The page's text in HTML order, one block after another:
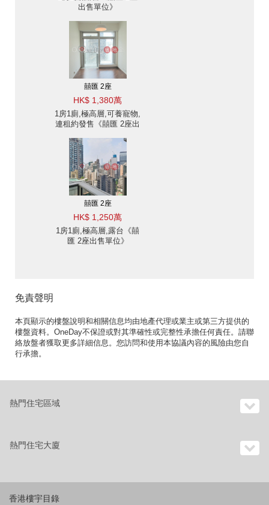
出售單位》
囍匯 2座
HK$ 1,380萬
1房1廁,極高層,可養寵物,
連租約發售《囍匯 2座出
囍匯 2座
HK$ 1,250萬
1房1廁,極高層,露台《囍
匯 2座出售單位》
免責聲明
本頁顯示的樓盤說明和相關信息均由地產代理或業主或第三方提供的
樓盤資料。OneDay不保證或對其準確性或完整性承擔任何責任。請聯
絡放盤者獲取更多詳細信息。您訪問和使用本協議內容的風險由您自
行承擔。
熱門住宅區域
熱門住宅大廈
香港樓宇目錄